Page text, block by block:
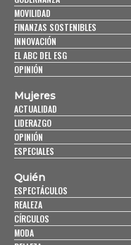
MOVILIDAD
FINANZAS SOSTENIBLES
INNOVACIÓN
EL ABC DEL ESG
OPINIÓN
Mujeres
ACTUALIDAD
LIDERAZGO
OPINIÓN
ESPECIALES
Quién
ESPECTÁCULOS
REALEZA
CÍRCULOS
MODA